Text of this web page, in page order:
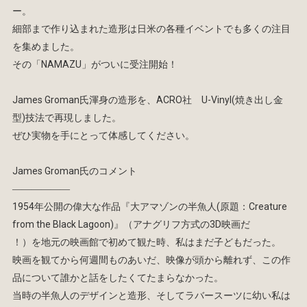
ー。
細部まで作り込まれた造形は日米の各種イベントでも多くの注目
を集めました。
その「NAMAZU」がついに受注開始！
James Groman氏渾身の造形を、ACRO社 U-Vinyl(焼き出し金
型)技法で再現しました。
ぜひ実物を手にとって体感してください。
James Groman氏のコメント
――――――
1954年公開の偉大な作品『大アマゾンの半魚人(原題：Creature
from the Black Lagoon)』（アナグリフ方式の3D映画だ
！）を地元の映画館で初めて観た時、私はまだ子どもだった。
映画を観てから何週間ものあいだ、映像が頭から離れず、この作
品について誰かと話をしたくてたまらなかった。
当時の半魚人のデザインと造形、そしてラバースーツに幼い私は